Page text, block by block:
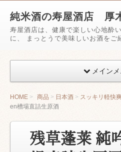
純米酒の寿屋酒店 厚
寿屋酒店は、健康で楽しい心地酔
に、 まっとうで美味しいお酒をご
メインメ
HOME 商品 日本酒 スッキリ軽快
en槽場直詰生原酒
残草蓬莱 純